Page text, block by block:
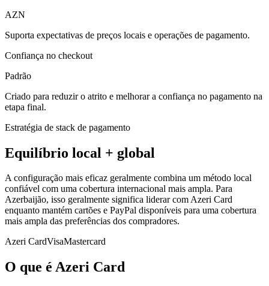
AZN
Suporta expectativas de preços locais e operações de pagamento.
Confiança no checkout
Padrão
Criado para reduzir o atrito e melhorar a confiança no pagamento na
etapa final.
Estratégia de stack de pagamento
Equilíbrio local + global
A configuração mais eficaz geralmente combina um método local
confiável com uma cobertura internacional mais ampla. Para
Azerbaijão, isso geralmente significa liderar com Azeri Card
enquanto mantém cartões e PayPal disponíveis para uma cobertura
mais ampla das preferências dos compradores.
Azeri CardVisaMastercard
O que é Azeri Card